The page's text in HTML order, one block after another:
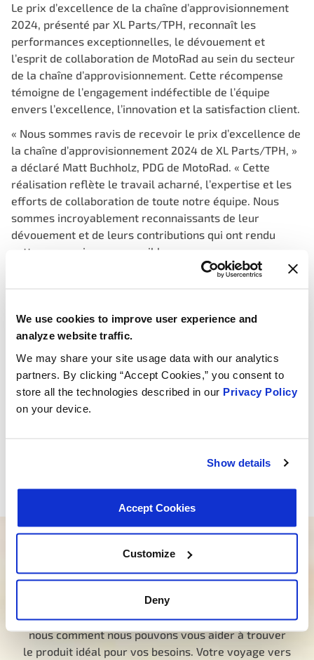
We use cookies to improve user experience and
analyze website traffic.
We may share your site usage data with our analytics
partners. By clicking “Accept Cookies,” you consent to
store all the technologies described in our Privacy Policy
on your device.
Show details
Accept Cookies
Customize
Deny
Le prix d’excellence de la chaîne d’approvisionnement
2024, présenté par XL Parts/TPH, reconnaît les
performances exceptionnelles, le dévouement et
l’esprit de collaboration de MotoRad au sein du secteur
de la chaîne d’approvisionnement. Cette récompense
témoigne de l’engagement indéfectible de l’équipe
envers l’excellence, l’innovation et la satisfaction client.
« Nous sommes ravis de recevoir le prix d’excellence de
la chaîne d’approvisionnement 2024 de XL Parts/TPH, »
a déclaré Matt Buchholz, PDG de MotoRad. « Cette
réalisation reflète le travail acharné, l’expertise et les
efforts de collaboration de toute notre équipe. Nous
sommes incroyablement reconnaissants de leur
dévouement et de leurs contributions qui ont rendu
cette reconnaissance possible. »
MotoRad attribue son succès à la poursuite incessante
de la chaîne d’approvisionnement. Ce prix sert de
motivation pour continuer à aller de l’avant, à repousser
les limites et à fournir des solutions à valeur ajoutée
aux clients.
« Nous adressons notre sincère gratitude à XL
Parts/TPH pour cet honneur, » a ajouté Buchholz. « Alors
fournir des solutions de chaîne d’approvisionnement
supérieures à nos précieux clients. »
Vous avez besoin d’aide pour trouver le
bon produit ?
Notre équipe dévouée est là pour vous orienter
dans la bonne direction. Cliquez ci-dessous et dites-
nous comment nous pouvons vous aider à trouver
le produit idéal pour vos besoins. Votre voyage vers